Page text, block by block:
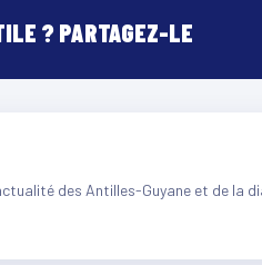
? PARTAGEZ-LE
des Antilles-Guyane et de la